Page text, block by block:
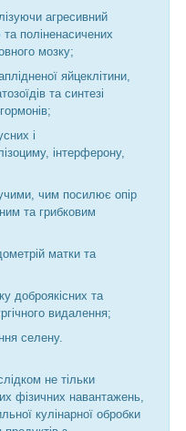
агресивний
поліненасичених
мозку;
яйцеклітини,
та синтезі
і
інтерферону,
чим посилює опір
та грибковим
матки та
доброякісних та
видалення;
селену.
не тільки
фізичних навантажень,
кулінарної обробки